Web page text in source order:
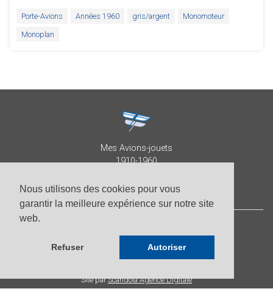
Nous utilisons des cookies pour vous
garantir la meilleure expérience sur notre site
web.
Refuser Autoriser
Porte-Avions Années 1960 gris/argent
Monomoteur
Monoplan
Mes Avions-jouets
1910-1960
© Patrick Despature 2026,
tous droits réservés
Photos par Roberto Pellegrini
Site parScandola Agence Digitale